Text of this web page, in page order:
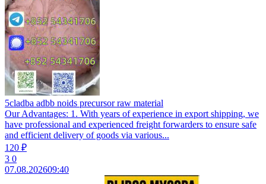
5cladba adbb noids precursor raw material
Our Advantages: 1. With years of experience in export shipping, we
have professional and experienced freight forwarders to ensure safe
and efficient delivery of goods via various...
120 ₽
3 0
07.08.202609:40